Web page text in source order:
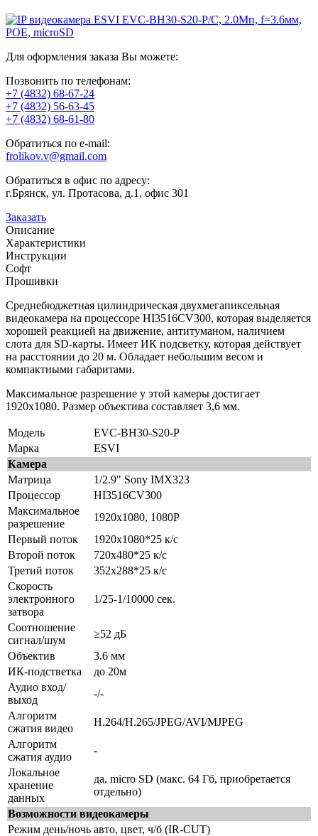
Для оформления заказа Вы можете:
Позвонить по телефонам:
+7 (4832) 68-67-24
+7 (4832) 56-63-45
+7 (4832) 68-61-80
Обратиться по e-mail:
frolikov.v@gmail.com
Обратиться в офис по адресу:
г.Брянск, ул. Протасова, д.1, офис 301
Заказать
Описание
Характеристики
Инструкции
Софт
Прошивки
Среднебюджетная цилиндрическая двухмегапиксельная
видеокамера на процессоре HI3516CV300, которая выделяется
хорошей реакцией на движение, антитуманом, наличием
слота для SD-карты. Имеет ИК подсветку, которая действует
на расстоянии до 20 м. Обладает небольшим весом и
компактными габаритами.
Максимальное разрешение у этой камеры достигает
1920x1080. Размер объектива составляет 3,6 мм.
Модель
EVC-BH30-S20-P
Марка
ESVI
Камера
Матрица
1/2.9" Sony IMX323
Процессор
HI3516CV300
Максимальное
разрешение
1920x1080, 1080P
Первый поток
1920х1080*25 к/с
Второй поток
720х480*25 к/с
Третий поток
352х288*25 к/с
Скорость
электронного
затвора
1/25-1/10000 сек.
Соотношение
сигнал/шум
≥52 дБ
Объектив
3.6 мм
ИК-подстветка
до 20м
Аудио вход/
выход
-/-
Алгоритм
сжатия видео
H.264/H.265/JPEG/AVI/MJPEG
Алгоритм
сжатия аудио
-
Локальное
хранение
данных
да, micro SD (макс. 64 Гб, приобретается
отдельно)
Возможности видеокамеры
Режим день/ночь авто, цвет, ч/б (IR-CUT)